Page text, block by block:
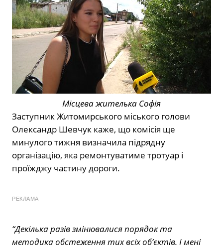
Місцева жителька Софія
Заступник Житомирського міського голови
Олександр Шевчук каже, що комісія ще
минулого тижня визначила підрядну
організацію, яка ремонтуватиме тротуар і
проїжджу частину дороги.
РЕКЛАМА
“Декілька разів змінювалися порядок та
методика обстеження тих всіх об’єктів. І мені